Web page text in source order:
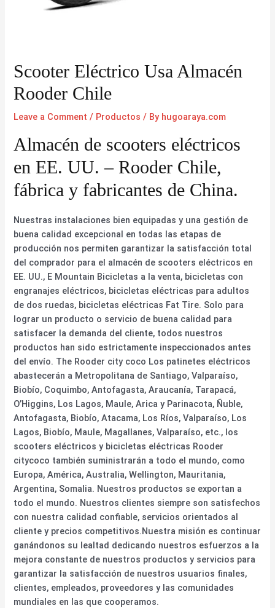
Scooter Eléctrico Usa Almacén
Rooder Chile
Leave a Comment / Productos / By hugoaraya.com
Almacén de scooters eléctricos
en EE. UU. – Rooder Chile,
fábrica y fabricantes de China.
Nuestras instalaciones bien equipadas y una gestión de
buena calidad excepcional en todas las etapas de
producción nos permiten garantizar la satisfacción total
del comprador para el almacén de scooters eléctricos en
EE. UU., E Mountain Bicicletas a la venta, bicicletas con
engranajes eléctricos, bicicletas eléctricas para adultos
de dos ruedas, bicicletas eléctricas Fat Tire. Solo para
lograr un producto o servicio de buena calidad para
satisfacer la demanda del cliente, todos nuestros
productos han sido estrictamente inspeccionados antes
del envío. The Rooder city coco Los patinetes eléctricos
abastecerán a Metropolitana de Santiago, Valparaíso,
Biobío, Coquimbo, Antofagasta, Araucanía, Tarapacá,
O’Higgins, Los Lagos, Maule, Arica y Parinacota, Ñuble,
Antofagasta, Biobío, Atacama, Los Ríos, Valparaíso, Los
Lagos, Biobío, Maule, Magallanes, Valparaíso, etc., los
scooters eléctricos y bicicletas eléctricas Rooder
citycoco también suministrarán a todo el mundo, como
Europa, América, Australia, Wellington, Mauritania,
Argentina, Somalia. Nuestros productos se exportan a
todo el mundo. Nuestros clientes siempre son satisfechos
con nuestra calidad confiable, servicios orientados al
cliente y precios competitivos.Nuestra misión es continuar
ganándonos su lealtad dedicando nuestros esfuerzos a la
mejora constante de nuestros productos y servicios para
garantizar la satisfacción de nuestros usuarios finales,
clientes, empleados, proveedores y las comunidades
mundiales en las que cooperamos.